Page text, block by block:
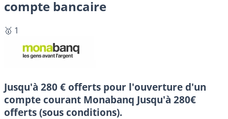
compte bancaire
🥇 1
Jusqu'à 280 € offerts pour l'ouverture d'un
compte courant Monabanq Jusqu'à 280€
offerts (sous conditions).